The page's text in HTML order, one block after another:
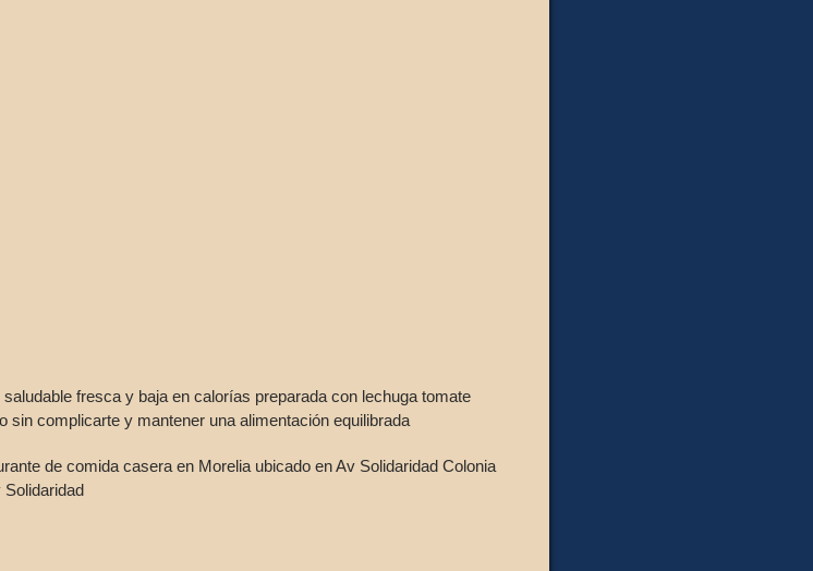
fresca y baja en calorías preparada con lechuga tomate
sin complicarte y mantener una alimentación equilibrada
de comida casera en Morelia ubicado en Av Solidaridad Colonia